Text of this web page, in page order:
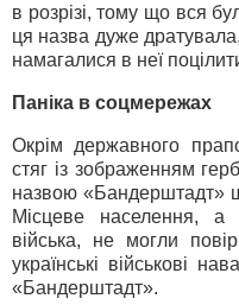
в розрізі, тому що вся
ця назва дуже дратувала,
намагалися в неї
Паніка в соцмережах
Окрім державного
стяг із зображенням
назвою «Бандерштадт»
Місцеве населення, а
війська, не могли
українські військові
«Бандерштадт».